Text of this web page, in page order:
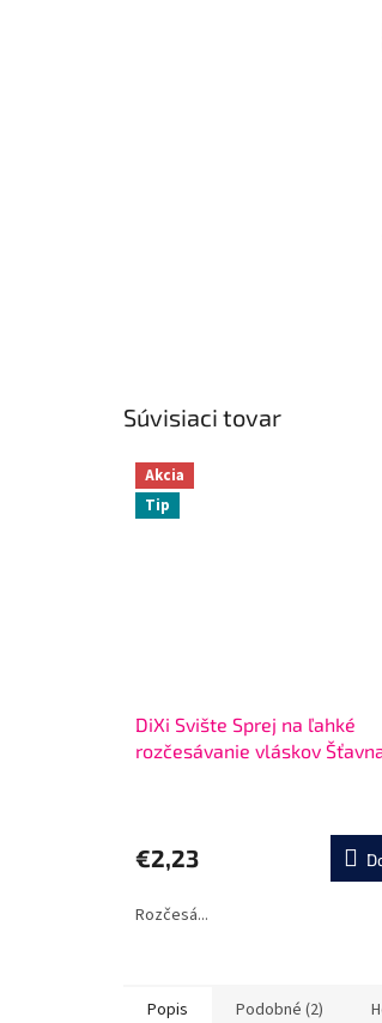
Súvisiaci tovar
Akcia
Tip
DiXi Svište Sprej na ľahké
rozčesávanie vláskov
produktu
je
z
€2,23
Rozčesá...
Popis Podobné (2)